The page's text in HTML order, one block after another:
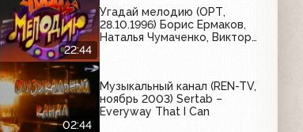
22:44
Угадай мелодию (ОРТ,
28.10.1996) Борис Ермаков,
Наталья Чумаченко, Виктор
02:44
Музыкальный канал (REN-TV,
ноябрь 2003) Sertab –
Everyway That I Can